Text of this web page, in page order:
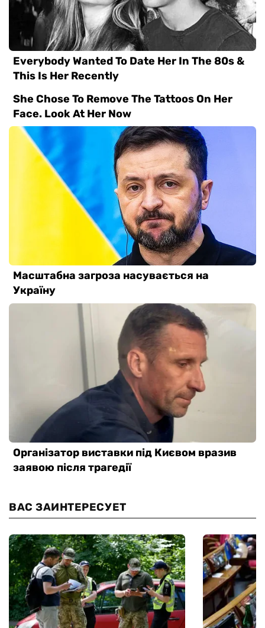
ВАС ЗАИНТЕРЕСУЕТ